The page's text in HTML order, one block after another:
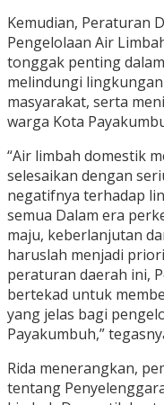
Kemudian, Peraturan
Pengelolaan Air
tonggak penting
melindungi
masyarakat, serta
warga Kota
“Air limbah domestik
selesaikan dengan
negatifnya terhadap
semua Dalam era
maju, keberlanjutan
haruslah menjadi
peraturan daerah ini,
bertekad untuk
yang jelas bagi
Payakumbuh,”
Rida menerangkan,
tentang